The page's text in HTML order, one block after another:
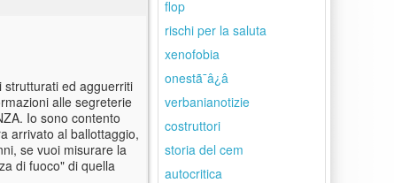
strutturati ed agguerriti
alle segreterie
Io sono contento
arrivato al ballottaggio,
se vuoi misurare la
di fuoco" di quella
flop
rischi per la saluta
xenofobia
onestã¯â¿â
verbanianotizie
costruttori
storia del cem
autocritica